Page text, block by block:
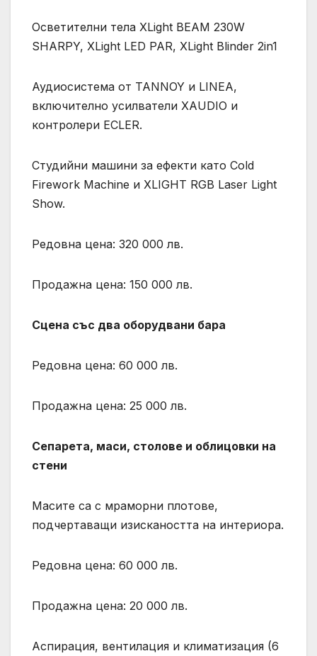
Осветителни тела XLight BEAM 230W
SHARPY, XLight LED PAR, XLight Blinder 2in1
Аудиосистема от TANNOY и LINEA,
включително усилватели XAUDIO и
контролери ECLER.
Студийни машини за ефекти като Cold
Firework Machine и XLIGHT RGB Laser Light
Show.
Редовна цена: 320 000 лв.
Продажна цена: 150 000 лв.
Сцена със два оборудвани бара
Редовна цена: 60 000 лв.
Продажна цена: 25 000 лв.
Сепарета, маси, столове и облицовки на
стени
Масите са с мраморни плотове,
подчертаващи изискаността на интериора.
Редовна цена: 60 000 лв.
Продажна цена: 20 000 лв.
Аспирация, вентилация и климатизация (6